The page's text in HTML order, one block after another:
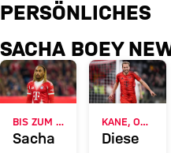
Sacha Boey
PERSÖNLICHES
SACHA BOEY
Sacha
Diese